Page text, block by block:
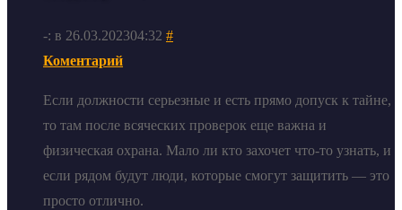
-: в 26.03.202304:32 #
Коментарий
Если должности серьезные и есть прямо допуск к тайне,
то там после всяческих проверок еще важна и
физическая охрана. Мало ли кто захочет что-то узнать, и
если рядом будут люди, которые смогут защитить — это
просто отлично.